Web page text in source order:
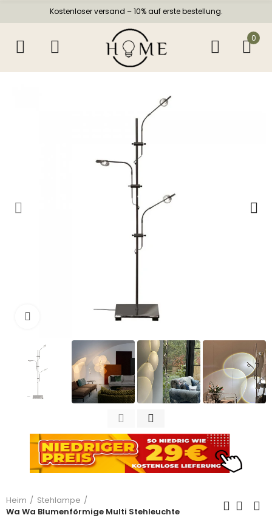
Kostenloser versand – 10% auf erste bestellung.
0
Zum Vergrößern anklicken
Heim
Stehlampe
Wa Wa Blumenförmige Multi Stehleuchte